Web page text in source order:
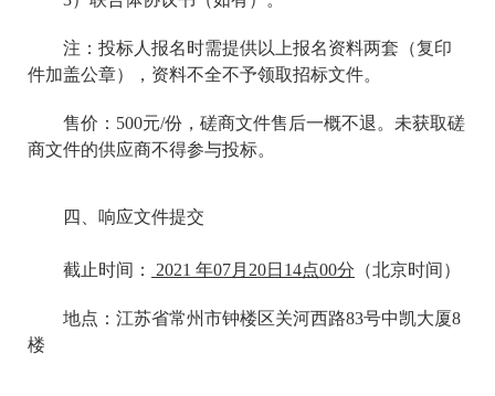
注：投标人报名时需提供以上报名资料两套（复印
件加盖公章），资料不全不予领取招标文件。
售价：500元/份，磋商文件售后一概不退。未获取磋
商文件的供应商不得参与投标。
四、响应文件提交
截止时间： 2021 年07月20日14点00分 （北京时间）
地点：江苏省常州市钟楼区关河西路83号中凯大厦8
楼